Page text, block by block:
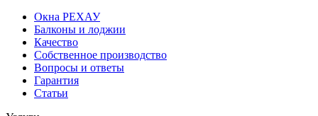
Окна РЕХАУ
Балконы и лоджии
Качество
Собственное производство
Вопросы и ответы
Гарантия
Статьи